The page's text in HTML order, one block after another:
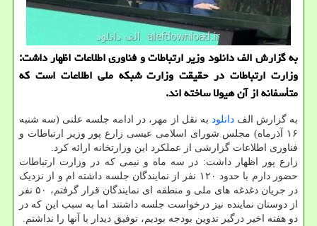
به گزارش الف دانلود وزیر ارتباطات و فناوری اطلاعات اظهار داشت:
وزارت ارتباطات در حقیقت وزارت شبکه ملی اطلاعات است که
متأسفانه از آن هیولا ساخته اند.
به گزارش الفدانلود به نقل از مهر، در ادامه جلسه علنی (سه شنبه
۱۶ آذرماه) مجلس شورای اسلامی عیسی زارع پور وزیر ارتباطات و
فناوری اطلاعات گزارشی از عملکرد این وزارتخانه ارائه کرد.
زارع پور اظهار داشت: در سه ماه و نیمی که در وزارت ارتباطات
حضور دارم با حدود ۱۲۰ نفر از نمایندگان جلسه داشته ام و از نزدیک
در جریان دغدغه های ملی و منطقه ای نمایندگان قرار گرفتم، ۵۰ نفر
از دوستان نماینده نیز درخواست جلسه داشتند اما به سبب این که در
دو هفته اخیر درگیر تدوین بودجه بودیم، توفیق دیدار با آنها را نداشتم.